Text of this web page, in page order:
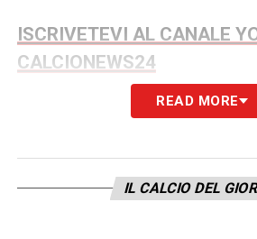
ISCRIVETEVI AL CANALE
CALCIONEWS24
LA PLAYLIST DELLE
READ MORE
IL CALCIO DEL